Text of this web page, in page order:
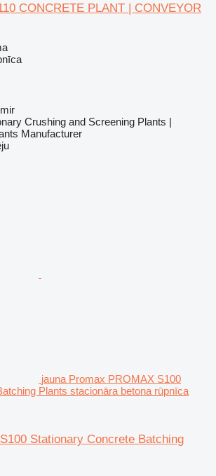
CONCRETE PLANT | CONVEYOR
Crushing and Screening Plants |
Manufacturer
jauna Promax PROMAX S100
Plants stacionāra betona rūpnīca
Stationary Concrete Batching